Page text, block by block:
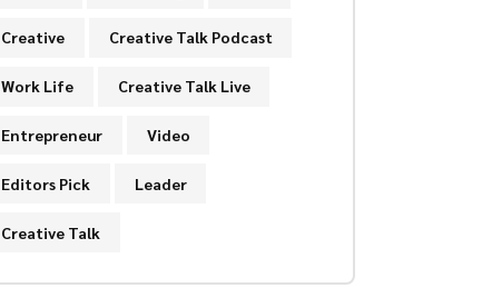
Creative Creative Talk Podcast
Work Life Creative Talk Live
Entrepreneur Video
Editors Pick Leader
Creative Talk